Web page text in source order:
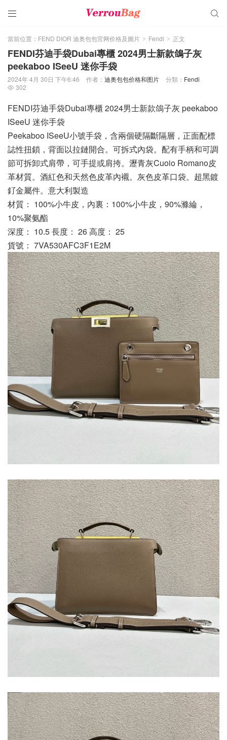
 
當前位置： FEND DIOR 迪奥包包官网价格及圖片 > Fendi > 正文
FENDI芬迪手袋Dubai專櫃 2024男士新款鴿子灰
peekaboo ISeeU 迷你手袋
2024年 4月 30日 下午6:46 作者： 迪奥包包价格和图片 分類： Fendi
 302
FENDI芬迪手袋Dubai專櫃 2024男士新款鴿子灰 peekaboo
ISeeU 迷你手袋
Peekaboo ISeeU小號手袋，含兩個硬隔斷隔層，正面配標
誌性扭鎖，背面以拉鏈開合。可拆式內袋。配有手柄和可調
節可拆卸式肩帶，可手提或肩挎。瀝青灰Cuoio Romano皮
革材質。酒紅色和天然色皮革內襯。灰色皮革口袋。超黑鍍
釕金屬件。意大利製造
材質： 100%小牛皮，內裏：100%小牛皮，90%滌綸，
10%聚氨酯
深度： 10.5 長度： 26 高度： 25
貨號： 7VA530AFC3F1E2M